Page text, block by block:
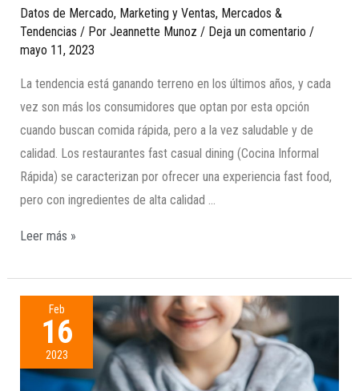
Datos de Mercado, Marketing y Ventas, Mercados &
Tendencias / Por Jeannette Munoz / Deja un comentario /
mayo 11, 2023
La tendencia está ganando terreno en los últimos años, y cada
vez son más los consumidores que optan por esta opción
cuando buscan comida rápida, pero a la vez saludable y de
calidad. Los restaurantes fast casual dining (Cocina Informal
Rápida) se caracterizan por ofrecer una experiencia fast food,
pero con ingredientes de alta calidad …
Leer más »
Feb
16
2023